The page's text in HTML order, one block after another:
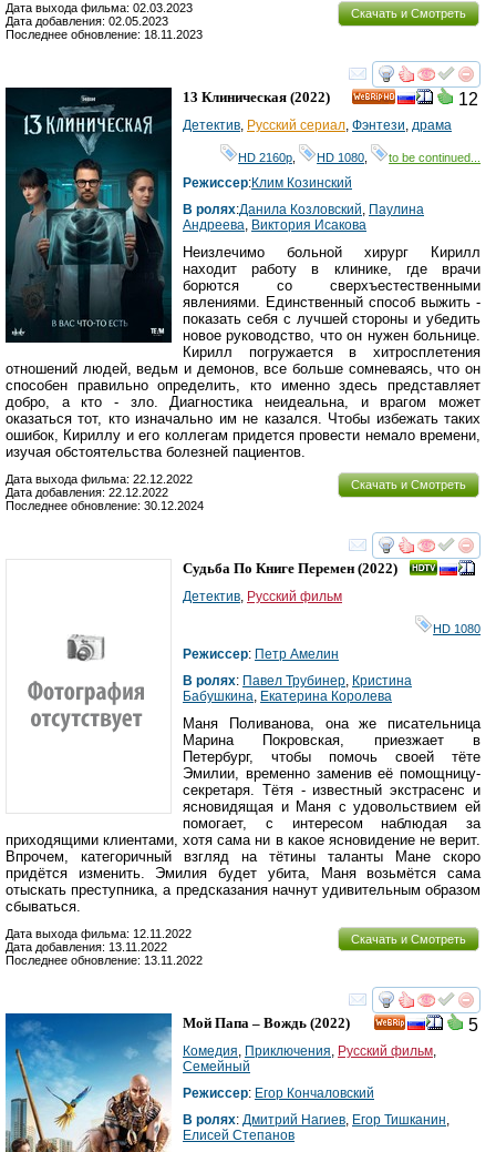
Скачать и Смотреть
Дата выхода фильма: 02.03.2023
Дата добавления: 02.05.2023
Последнее обновление: 18.11.2023
смотреть
12
13 Клиническая (2022)
Детектив, Русский сериал, Фэнтези, драма
HD 2160р HD 1080 to be continued...
Режиссер:Клим Козинский
В ролях:Данила Козловский, Паулина
Андреева, Виктория Исакова
Неизлечимо больной хирург Кирилл
находит работу в клинике, где врачи
борются со сверхъестественными
явлениями. Единственный способ выжить -
показать себя с лучшей стороны и убедить
новое руководство, что он нужен больнице.
Кирилл погружается в хитросплетения
отношений людей, ведьм и демонов, все больше сомневаясь, что он
способен правильно определить, кто именно здесь представляет
добро, а кто - зло. Диагностика неидеальна, и врагом может
оказаться тот, кто изначально им не казался. Чтобы избежать таких
ошибок, Кириллу и его коллегам придется провести немало времени,
изучая обстоятельства болезней пациентов.
Скачать и Смотреть
Дата выхода фильма: 22.12.2022
Дата добавления: 22.12.2022
Последнее обновление: 30.12.2024
смотреть
Судьба По Книге Перемен (2022)
Детектив, Русский фильм
HD 1080
Режиссер: Петр Амелин
В ролях: Павел Трубинер, Кристина
Бабушкина, Екатерина Королева
Маня Поливанова, она же писательница
Марина Покровская, приезжает в
Петербург, чтобы помочь своей тёте
Эмилии, временно заменив её помощницу-
секретаря. Тётя - известный экстрасенс и
ясновидящая и Маня с удовольствием ей
помогает, с интересом наблюдая за
приходящими клиентами, хотя сама ни в какое ясновидение не верит.
Впрочем, категоричный взгляд на тётины таланты Мане скоро
придётся изменить. Эмилия будет убита, Маня возьмётся сама
отыскать преступника, а предсказания начнут удивительным образом
сбываться.
Скачать и Смотреть
Дата выхода фильма: 12.11.2022
Дата добавления: 13.11.2022
Последнее обновление: 13.11.2022
смотреть
5
Мой Папа – Вождь (2022)
Комедия Приключения Русский фильм
Семейный
Режиссер: Егор Кончаловский
В ролях: Дмитрий Нагиев Егор Тишканин
Елисей Степанов